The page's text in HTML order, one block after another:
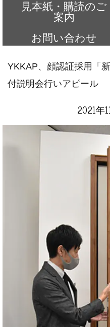
見本紙・購読のご
案内
お問い合わせ
YKKAP、顔認証採用「
付説明会行いアピール
2021年